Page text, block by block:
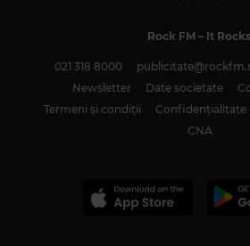
Rock FM– It
021 318 8000
Newsletter
Date societate
Termeni și condiții
Confidențialitate
CNA